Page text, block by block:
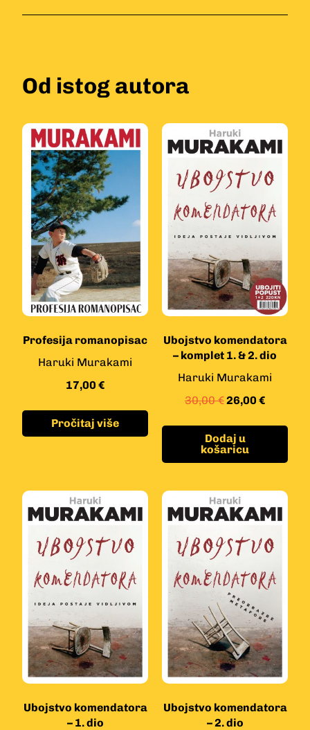
Od istog autora
Profesija romanopisac
Haruki Murakami
17,00 €
Pročitaj više
Ubojstvo komendatora
– komplet 1. & 2. dio
Haruki Murakami
30,00€26,00 €
Dodaj u
košaricu
Ubojstvo komendatora
– 1. dio
Ubojstvo komendatora
– 2. dio